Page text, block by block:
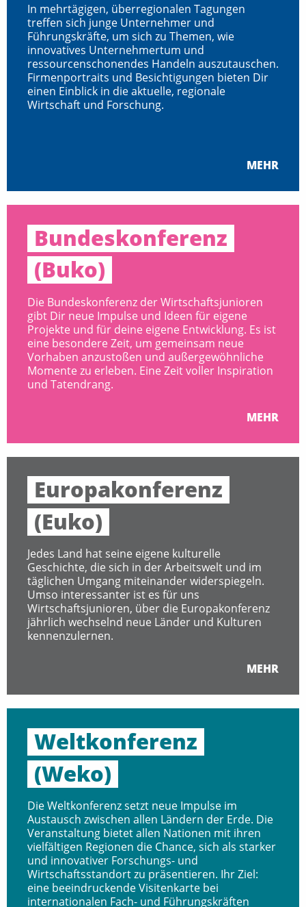
In mehrtägigen, überregionalen Tagungen
treffen sich junge Unternehmer und
Führungskräfte, um sich zu Themen, wie
innovatives Unternehmertum und
ressourcenschonendes Handeln auszutauschen.
Firmenportraits und Besichtigungen bieten Dir
einen Einblick in die aktuelle, regionale
Wirtschaft und Forschung.
MEHR
Bundeskonferenz
(Buko)
Die Bundeskonferenz der Wirtschaftsjunioren
gibt Dir neue Impulse und Ideen für eigene
Projekte und für deine eigene Entwicklung. Es ist
eine besondere Zeit, um gemeinsam neue
Vorhaben anzustoßen und außergewöhnliche
Momente zu erleben. Eine Zeit voller Inspiration
und Tatendrang.
MEHR
Europakonferenz
(Euko)
Jedes Land hat seine eigene kulturelle
Geschichte, die sich in der Arbeitswelt und im
täglichen Umgang miteinander widerspiegeln.
Umso interessanter ist es für uns
Wirtschaftsjunioren, über die Europakonferenz
jährlich wechselnd neue Länder und Kulturen
kennenzulernen.
MEHR
Weltkonferenz
(Weko)
Die Weltkonferenz setzt neue Impulse im
Austausch zwischen allen Ländern der Erde. Die
Veranstaltung bietet allen Nationen mit ihren
vielfältigen Regionen die Chance, sich als starker
und innovativer Forschungs- und
Wirtschaftsstandort zu präsentieren. Ihr Ziel:
eine beeindruckende Visitenkarte bei
internationalen Fach- und Führungskräften